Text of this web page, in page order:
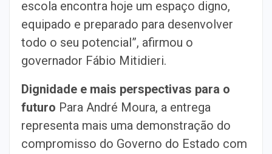
escola encontra hoje um espaço digno,
equipado e preparado para desenvolver
todo o seu potencial”, afirmou o
governador Fábio Mitidieri.
Dignidade e mais perspectivas para o
futuro Para André Moura, a entrega
representa mais uma demonstração do
compromisso do Governo do Estado com